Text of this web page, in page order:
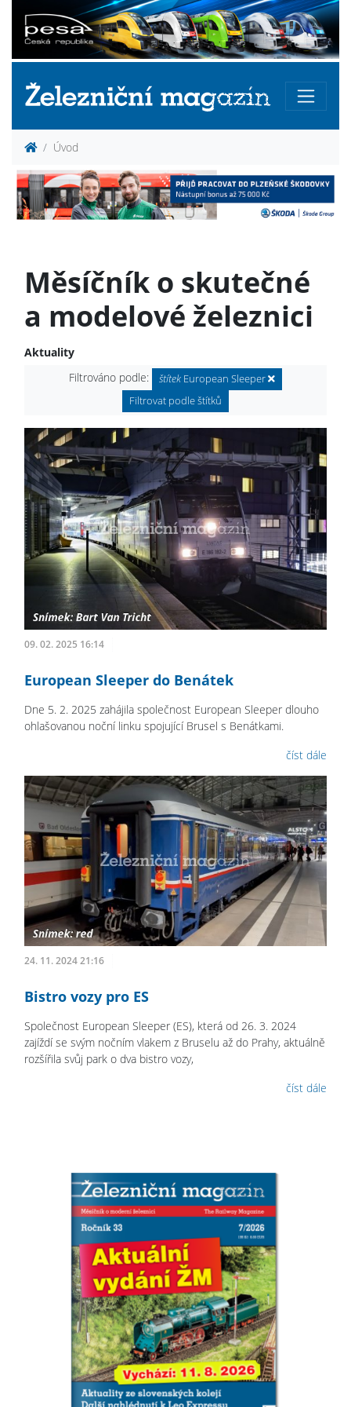
Úvod
Měsíčník o skutečné
a modelové železnici
Aktuality
Filtrováno podle:
štítek European Sleeper
Filtrovat podle štítků
09. 02. 2025 16:14
European Sleeper do Benátek
Dne 5. 2. 2025 zahájila společnost European Sleeper dlouho
ohlašovanou noční linku spojující Brusel s Benátkami.
číst dále
24. 11. 2024 21:16
Bistro vozy pro ES
Společnost European Sleeper (ES), která od 26. 3. 2024
zajíždí se svým nočním vlakem z Bruselu až do Prahy, aktuálně
rozšířila svůj park o dva bistro vozy,
číst dále